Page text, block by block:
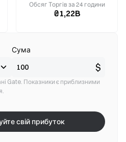
Обсяг Торгів за 24 години
₴1,22B
Сума
$
Gate. Показники є приблизними
свій прибуток